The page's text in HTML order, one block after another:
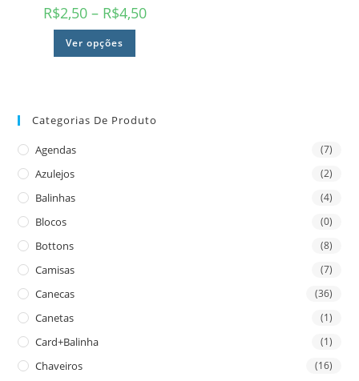
R$2,50 – R$4,50
Ver opções
Categorias De Produto
Agendas (7)
Azulejos (2)
Balinhas (4)
Blocos (0)
Bottons (8)
Camisas (7)
Canecas (36)
Canetas (1)
Card+Balinha (1)
Chaveiros (16)